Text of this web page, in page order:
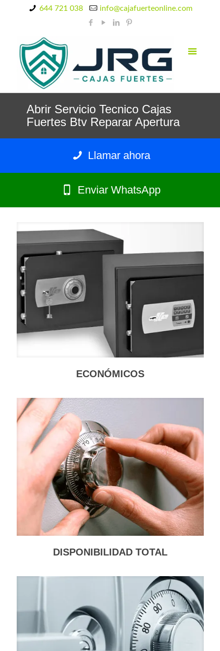
644 721 038 info@cajafuerteonline.com
Abrir Servicio Tecnico Cajas
Fuertes Btv Reparar Apertura
Llamar ahora
Enviar WhatsApp
ECONÓMICOS
DISPONIBILIDAD TOTAL